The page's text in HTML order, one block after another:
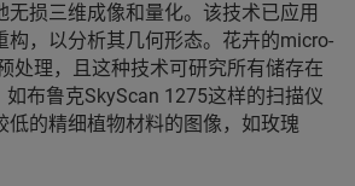
无损三维成像和量化。该技术已应用
构，以分析其几何形态。花卉的micro-
处理，且这种技术可研究所有储存在
如布鲁克SkyScan 1275这样的扫描仪
低的精细植物材料的图像，如玫瑰